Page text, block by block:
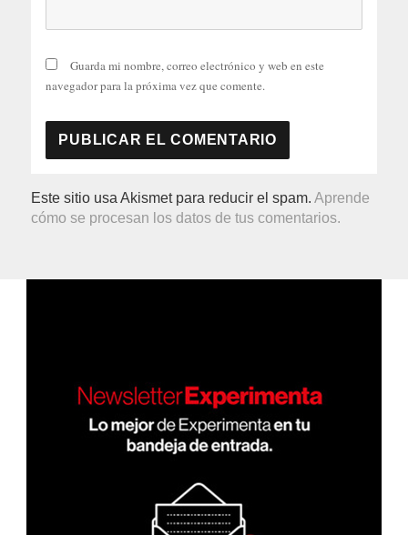
Guarda mi nombre, correo electrónico y web en este
navegador para la próxima vez que comente.
Este sitio usa Akismet para reducir el spam.Aprende
cómo se procesan los datos de tus comentarios.